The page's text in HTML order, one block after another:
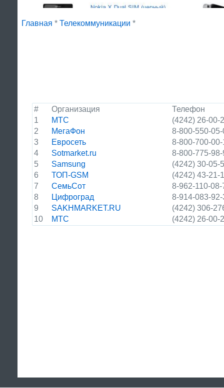
Главная * Телекоммуникации *
# Организация
Телефон
1
МТС
(4242) 26-00-
2
МегаФон
8-800-550-
3
Евросеть
8-800-700-
4
Sotmarket.ru
8-800-775-
5
Samsung
(4242) 30-05-
6
ТОП-GSM
(4242) 43-21-
7
СемьСот
8-962-110-08-
8
Цифроград
8-914-083-
9
SAKHMARKET.RU
(4242) 306-
10
МТС (4242) 26-00-